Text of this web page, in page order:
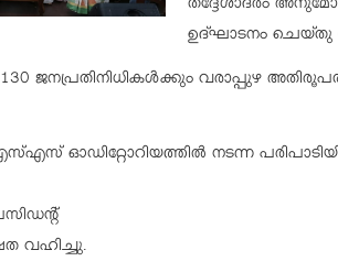
തദ്ദേശാദരം
ഉദ്ഘാടനം ചെയ്തു
ജനപ്രതിനിധികൾക്കും വരാപ്പുഴ
ഓഡിറ്റോറിയത്തിൽ നടന്ന
വഹിച്ചു.